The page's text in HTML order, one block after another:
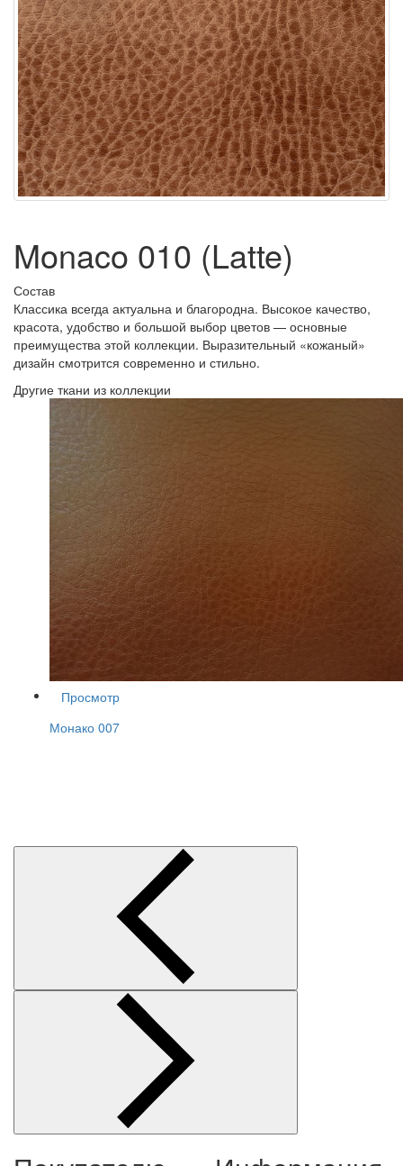
Monaco 010 (Latte)
Состав
Классика всегда актуальна и благородна. Высокое качество,
красота, удобство и большой выбор цветов — основные
преимущества этой коллекции. Выразительный «кожаный»
дизайн смотрится современно и стильно.
Другие ткани из коллекции
Просмотр
Монако 007